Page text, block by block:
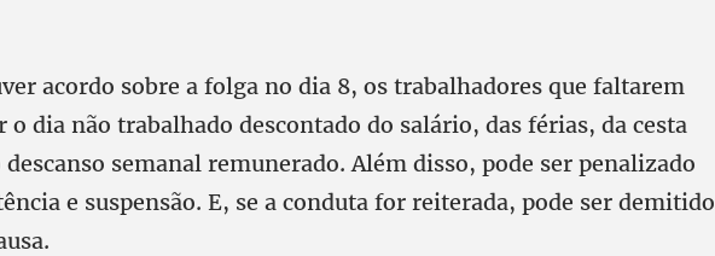
acordo sobre a folga no dia 8, os trabalhadores que faltarem
o dia não trabalhado descontado do salário, das férias, da cesta
descanso semanal remunerado. Além disso, pode ser penalizado
e suspensão. E, se a conduta for reiterada, pode ser demitido